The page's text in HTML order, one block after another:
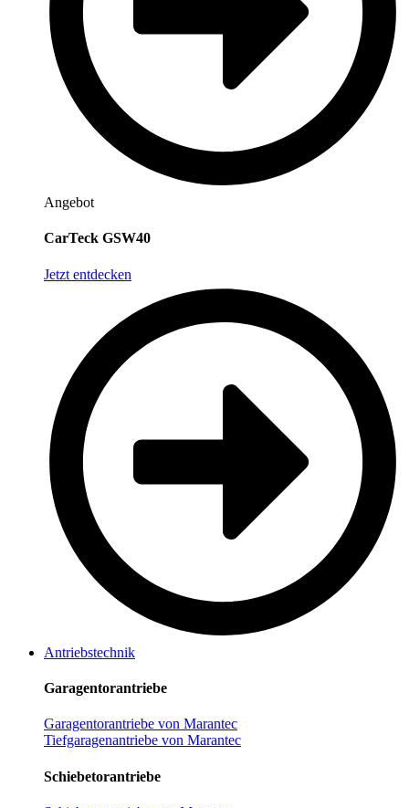
Angebot
CarTeck GSW40
Jetzt entdecken
Antriebstechnik
Garagentorantriebe
Garagentorantriebe von Marantec
Tiefgaragenantriebe von Marantec
Schiebetorantriebe